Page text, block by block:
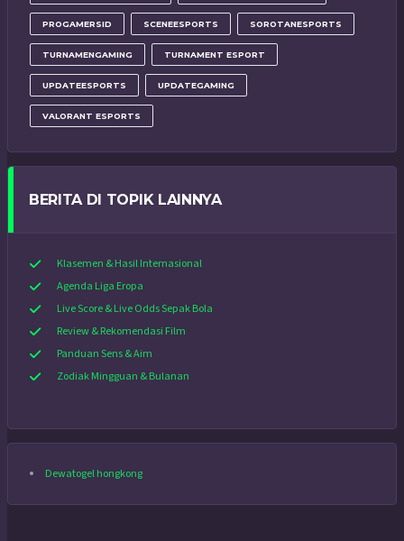
PROGAMERSID SCENEESPORTS SOROTANESPORTS
TURNAMENGAMING TURNAMENT ESPORT
UPDATEESPORTS UPDATEGAMING
VALORANT ESPORTS
BERITA DI TOPIK LAINNYA
Klasemen & Hasil Internasional
Agenda Liga Eropa
Live Score & Live Odds Sepak Bola
Review & Rekomendasi Film
Panduan Sens & Aim
Zodiak Mingguan & Bulanan
Dewatogel hongkong